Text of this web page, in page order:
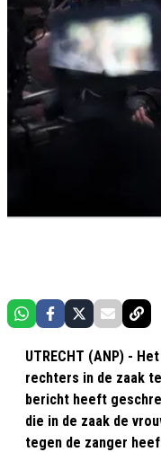
UTRECHT (ANP) -
rechters in de zaak
bericht heeft
die in de zaak de
tegen de zanger